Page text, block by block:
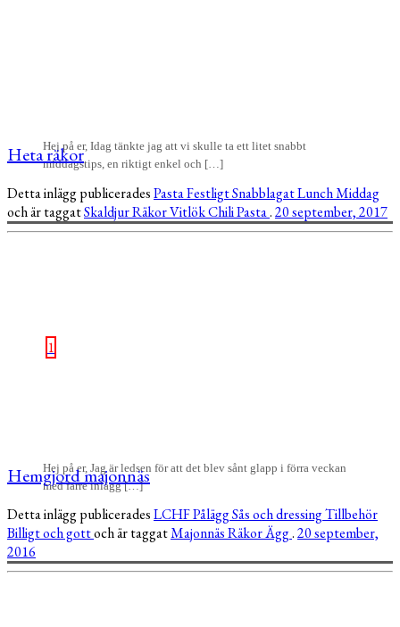
Hej på er, Idag tänkte jag att vi skulle ta ett litet snabbt
middagstips, en riktigt enkel och […]
Heta räkor
Detta inlägg publiceradesPastaFestligtSnabblagatLunchMiddag
och är taggatSkaldjurRäkorVitlökChiliPasta.20 september, 2017
1
Hej på er, Jag är ledsen för att det blev sånt glapp i förra veckan
med färre inlägg […]
Hemgjord majonnäs
Detta inlägg publiceradesLCHFPåläggSås och dressingTillbehör
Billigt och gottoch är taggatMajonnäsRäkorÄgg.20 september,
2016